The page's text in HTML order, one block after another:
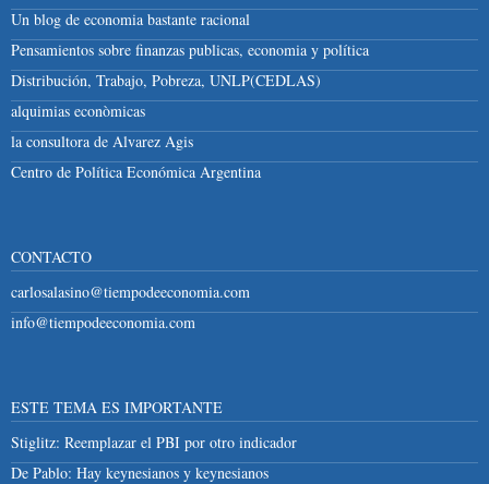
Un blog de economia bastante racional
Pensamientos sobre finanzas publicas, economia y política
Distribución, Trabajo, Pobreza, UNLP(CEDLAS)
alquimias econòmicas
la consultora de Alvarez Agis
Centro de Política Económica Argentina
CONTACTO
carlosalasino@tiempodeeconomia.com
info@tiempodeeconomia.com
ESTE TEMA ES IMPORTANTE
Stiglitz: Reemplazar el PBI por otro indicador
De Pablo: Hay keynesianos y keynesianos